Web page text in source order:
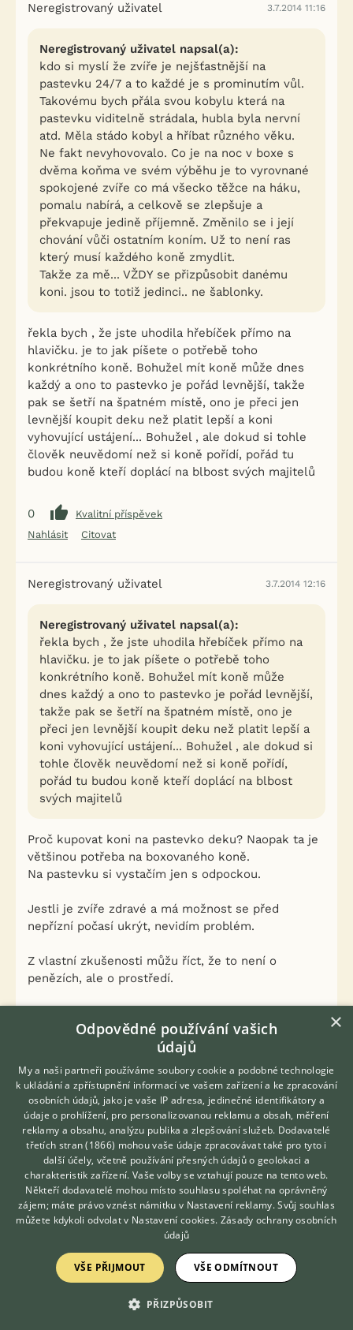
Neregistrovaný uživatel 3.7.2014 11:16
Neregistrovaný uživatel napsal(a):
kdo si myslí že zvíře je nejšťastnější na
pastevku 24/7 a to každé je s prominutím vůl.
Takovému bych přála svou kobylu která na
pastevku viditelně strádala, hubla byla nervní
atd. Měla stádo kobyl a hříbat různého věku.
Ne fakt nevyhovovalo. Co je na noc v boxe s
dvěma koňma ve svém výběhu je to vyrovnané
spokojené zvíře co má všecko těžce na háku,
pomalu nabírá, a celkově se zlepšuje a
překvapuje jedině příjemně. Změnilo se i její
chování vůči ostatním koním. Už to není ras
který musí každého koně zmydlit.
Takže za mě... VŽDY se přizpůsobit danému
koni. jsou to totiž jedinci.. ne šablonky.
řekla bych , že jste uhodila hřebíček přímo na
hlavičku. je to jak píšete o potřebě toho
konkrétního koně. Bohužel mít koně může dnes
každý a ono to pastevko je pořád levnější, takže
pak se šetří na špatném místě, ono je přeci jen
levnější koupit deku než platit lepší a koni
vyhovující ustájení... Bohužel , ale dokud si tohle
člověk neuvědomí než si koně pořídí, pořád tu
budou koně kteří doplácí na blbost svých majitelů
0
Kvalitní příspěvek
Nahlásit
Citovat
Neregistrovaný uživatel 3.7.2014 12:16
Neregistrovaný uživatel napsal(a):
řekla bych , že jste uhodila hřebíček přímo na
hlavičku. je to jak píšete o potřebě toho
konkrétního koně. Bohužel mít koně může
dnes každý a ono to pastevko je pořád levnější,
takže pak se šetří na špatném místě, ono je
přeci jen levnější koupit deku než platit lepší a
koni vyhovující ustájení... Bohužel , ale dokud si
tohle člověk neuvědomí než si koně pořídí,
pořád tu budou koně kteří doplácí na blbost
svých majitelů
Proč kupovat koni na pastevko deku? Naopak ta je
většinou potřeba na boxovaného koně.
Na pastevku si vystačím jen s odpockou.
Jestli je zvíře zdravé a má možnost se před
nepřízní počasí ukrýt, nevidím problém.
Z vlastní zkušenosti můžu říct, že to není o
penězích, ale o prostředí.
pastevko nedám dopustit, ale nesmí to být hurá
styl - vyhodím koně na oplocenou louku a nazdar.
Kdo nezažil nepochopí. Měla jsem koně v boxu i na
pastevku a u mě vítězí pastevko.
Kůň má ve stádě své kámoše a i ten nespodnější
jedinec si toho svého kámoše najde.
0
Kvalitní příspěvek
Nahlásit
Citovat
Neregistrovaný uživatel 3.7.2014 12:55
Neregistrovaný uživatel napsal(a):
Hledáte zvířecího kamaráda?
Zdarma vám poradí
VETERINÁŘ ONLINE
KONZULTOVAT S
VETERINÁŘEM
×
Odpovědné používání vašich
údajů
My a naši partneři používáme soubory cookie a podobné technologie
k ukládání a zpřístupnění informací ve vašem zařízení a ke zpracování
osobních údajů, jako je vaše IP adresa, jedinečné identifikátory a
údaje o prohlížení, pro personalizovanou reklamu a obsah, měření
reklamy a obsahu, analýzu publika a zlepšování služeb. Dodavatelé
třetích stran (1866) mohou vaše údaje zpracovávat také pro tyto i
další účely, včetně používání přesných údajů o geolokaci a
charakteristik zařízení. Vaše volby se vztahují pouze na tento web.
Někteří dodavatelé mohou místo souhlasu spoléhat na oprávněný
zájem; máte právo vznést námitku v Nastavení reklamy. Svůj souhlas
můžete kdykoli odvolat v Nastavení cookies. Zásady ochrany osobních
údajů
VŠE PŘIJMOUT VŠE ODMÍTNOUT
PŘIZPŮSOBIT